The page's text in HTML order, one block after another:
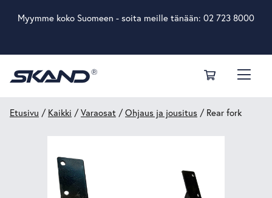
Myymme koko Suomeen - soita meille tänään: 02 723 8000
Etusivu / Kaikki /Varaosat /Ohjaus ja jousitus / Rear fork